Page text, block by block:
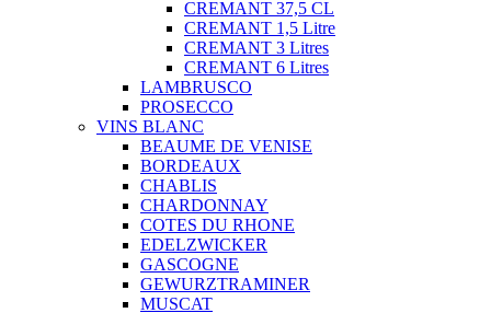
CREMANT 37,5 CL
CREMANT 1,5 Litre
CREMANT 3 Litres
CREMANT 6 Litres
LAMBRUSCO
PROSECCO
VINS BLANC
BEAUME DE VENISE
BORDEAUX
CHABLIS
CHARDONNAY
COTES DU RHONE
EDELZWICKER
GASCOGNE
GEWURZTRAMINER
MUSCAT